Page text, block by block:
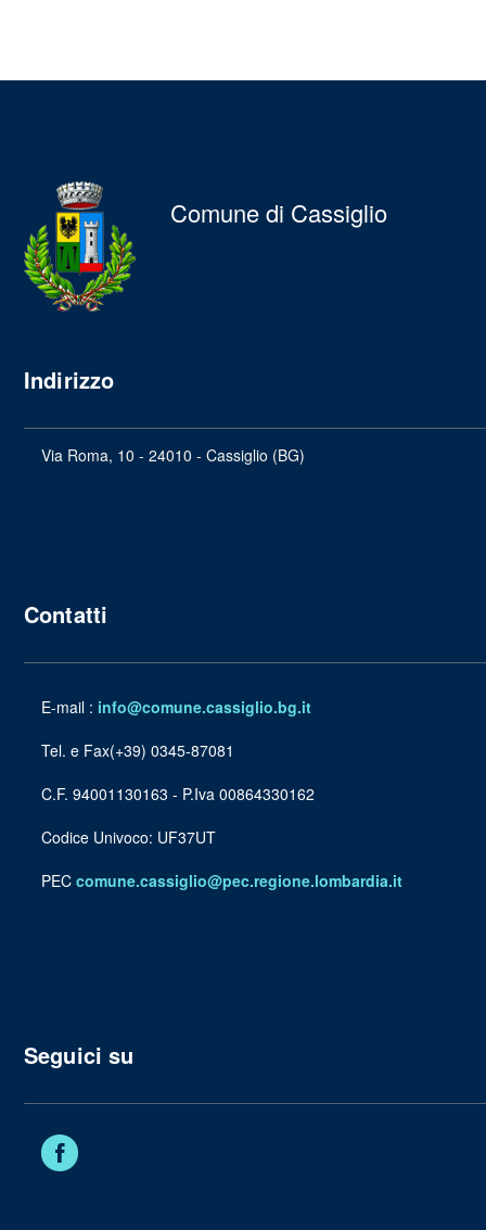
Comune di Cassiglio
Indirizzo
Via Roma, 10 - 24010 - Cassiglio (BG)
Contatti
E-mail : info@comune.cassiglio.bg.it
Tel. e Fax(+39) 0345-87081
C.F. 94001130163 - P.Iva 00864330162
Codice Univoco: UF37UT
PEC comune.cassiglio@pec.regione.lombardia.it
Seguici su